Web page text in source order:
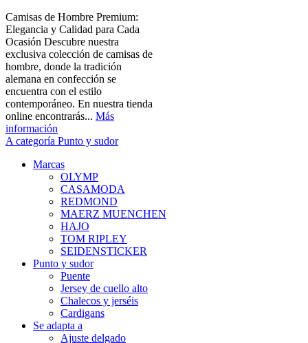
Camisas de Hombre Premium:
Elegancia y Calidad para Cada
Ocasión Descubre nuestra
exclusiva colección de camisas de
hombre, donde la tradición
alemana en confección se
encuentra con el estilo
contemporáneo. En nuestra tienda
online encontrarás... Más
información
A categoría Punto y sudor
Marcas
OLYMP
CASAMODA
REDMOND
MAERZ MUENCHEN
HAJO
TOM RIPLEY
SEIDENSTICKER
Punto y sudor
Puente
Jersey de cuello alto
Chalecos y jerséis
Cardigans
Se adapta a
Ajuste delgado